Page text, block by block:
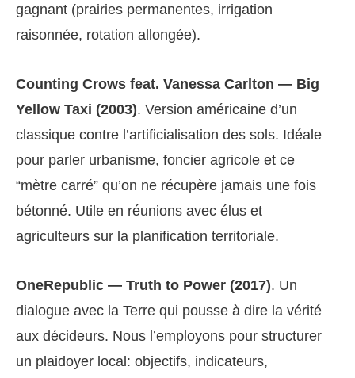
gagnant (prairies permanentes, irrigation
raisonnée, rotation allongée).
Counting Crows feat. Vanessa Carlton — Big
Yellow Taxi (2003). Version américaine d’un
classique contre l’artificialisation des sols. Idéale
pour parler urbanisme, foncier agricole et ce
“mètre carré” qu’on ne récupère jamais une fois
bétonné. Utile en réunions avec élus et
agriculteurs sur la planification territoriale.
OneRepublic — Truth to Power (2017). Un
dialogue avec la Terre qui pousse à dire la vérité
aux décideurs. Nous l’employons pour structurer
un plaidoyer local: objectifs, indicateurs,